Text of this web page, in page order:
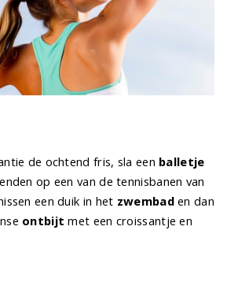
de ochtend fris, sla een balletje
op een van de tennisbanen van
een duik in het zwembaden dan
ontbijt met een croissantje en